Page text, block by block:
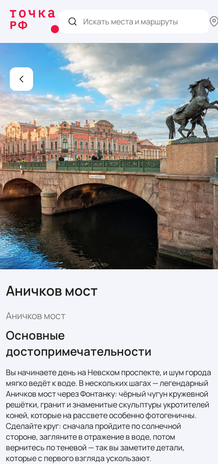
Аничков мост
Аничков мост
Основные
достопримечательности
Вы начинаете день на Невском проспекте, и шум города
мягко ведёт к воде. В нескольких шагах — легендарный
Аничков мост через Фонтанку: чёрный чугун кружевной
решётки, гранит и знаменитые скульптуры укротителей
коней, которые на рассвете особенно фотогеничны.
Сделайте круг: сначала пройдите по солнечной
стороне, загляните в отражение в воде, потом
вернитесь по теневой — так вы заметите детали,
которые с первого взгляда ускользают.